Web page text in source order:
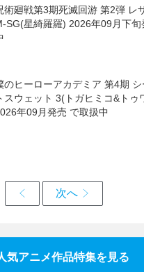
術廻戦第3期死滅回游 第2弾 レ
SG(星綺羅羅) 2026年09月下旬
のヒーローアカデミア 第4期 シ
スウェット 3(トガヒミコ&トゥ
年09月発売 で取扱中
気アニメ作品特集を見る